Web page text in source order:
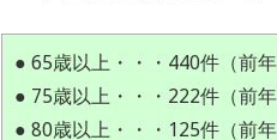
● 65歳以上・・・440件（前
● 75歳以上・・・222件（前
● 80歳以上・・・125件（前